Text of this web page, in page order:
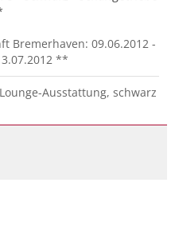
Bremerhaven: 09.06.2012 -
**
Ausstattung, schwarz